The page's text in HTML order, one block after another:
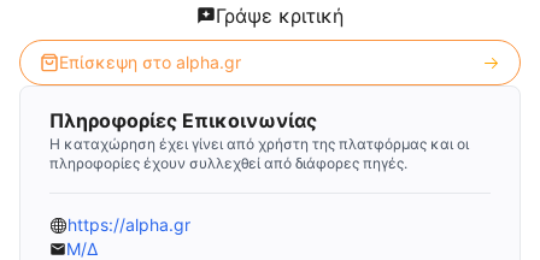
Γράψε κριτική
Επίσκεψη στο alpha.gr
Πληροφορίες Επικοινωνίας
Η καταχώρηση έχει γίνει από χρήστη της πλατφόρμας και οι
πληροφορίες έχουν συλλεχθεί από διάφορες πηγές.
https://alpha.gr
Μ/Δ